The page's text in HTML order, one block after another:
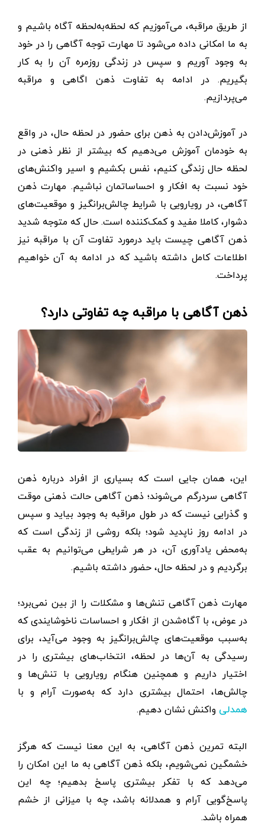
از طریق مراقبه، می‌آموزیم که لحظه‌به‌لحظه آگاه باشیم و
به ما امکانی داده می‌شود تا مهارت توجه آگاهی را در خود
به وجود آوریم و سپس در زندگی روزمره آن را به کار
بگیریم. در ادامه به تفاوت ذهن اگاهی و مراقبه
می‌پردازیم.
در آموزش‌دادن به ذهن برای حضور در لحظه حال، در واقع
به خودمان آموزش می‌دهیم که بیشتر از نظر ذهنی در
لحظه حال زندگی کنیم، نفس بکشیم و اسیر واکنش‌های
خود نسبت به افکار و احساساتمان نباشیم. مهارت ذهن
آگاهی، در رویارویی با شرایط چالش‌برانگیز و موقعیت‌های
دشوار، کاملا مفید و کمک‌کننده است. حال که متوجه شدید
ذهن آگاهی چیست باید درمورد تفاوت آن با مراقبه نیز
اطلاعات کامل داشته باشید که در ادامه به آن خواهیم
پرداخت.
ذهن آگاهی با مراقبه چه تفاوتی دارد؟
این، همان جایی است که بسیاری از افراد درباره ذهن
آگاهی سردرگم می‌شوند؛ ذهن آگاهی حالت ذهنی موقت
و گذرایی نیست که در طول مراقبه به وجود بیاید و سپس
در ادامه روز ناپدید شود؛ بلکه روشی از زندگی است که
به‌محض یادآوری آن، در هر شرایطی می‌توانیم به عقب
برگردیم و در لحظه حال، حضور داشته باشیم.
مهارت ذهن آگاهی تنش‌ها و مشکلات را از بین نمی‌برد؛
در عوض، با آگاه‌شدن از افکار و احساسات ناخوشایندی که
به‌سبب موقعیت‌های چالش‌برانگیز به وجود می‌آید، برای
رسیدگی به آن‌ها در لحظه، انتخاب‌های بیشتری را در
اختیار داریم و همچنین هنگام رو‌یارویی با تنش‌ها و
چالش‌ها، احتمال بیشتری دارد که به‌صورت آرام و با
همدلی واکنش نشان دهیم.
البته تمرین ذهن آگاهی، به این معنا نیست که هرگز
خشمگین نمی‌شویم، بلکه ذهن آگاهی به ما این امکان را
می‌دهد که با تفکر بیشتری پاسخ بدهیم؛ چه این
پاسخ‌گویی آرام و همدلانه باشد، چه با میزانی از خشم
همراه باشد.